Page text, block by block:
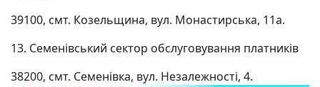
39100, смт. Козельщина, вул. Монастирська, 11а.
13. Семенівський сектор обслуговування платників
38200, смт. Семенівка, вул. Незалежності, 4.